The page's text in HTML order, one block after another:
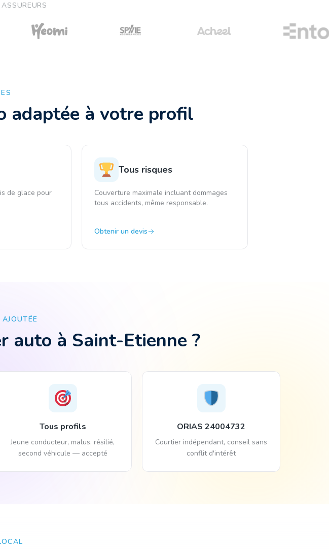
adaptée à votre profil
de glace pour
Tous risques
Couverture maximale incluant dommages
tous accidents, même responsable.
Obtenir un devis
auto à Saint-Etienne ?
Tous profils
Jeune conducteur, malus, résilié,
second véhicule — accepté
ORIAS 24004732
Courtier indépendant, conseil sans
conflit d'intérêt